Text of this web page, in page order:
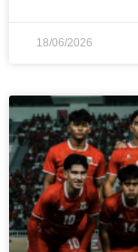
18/06/2026